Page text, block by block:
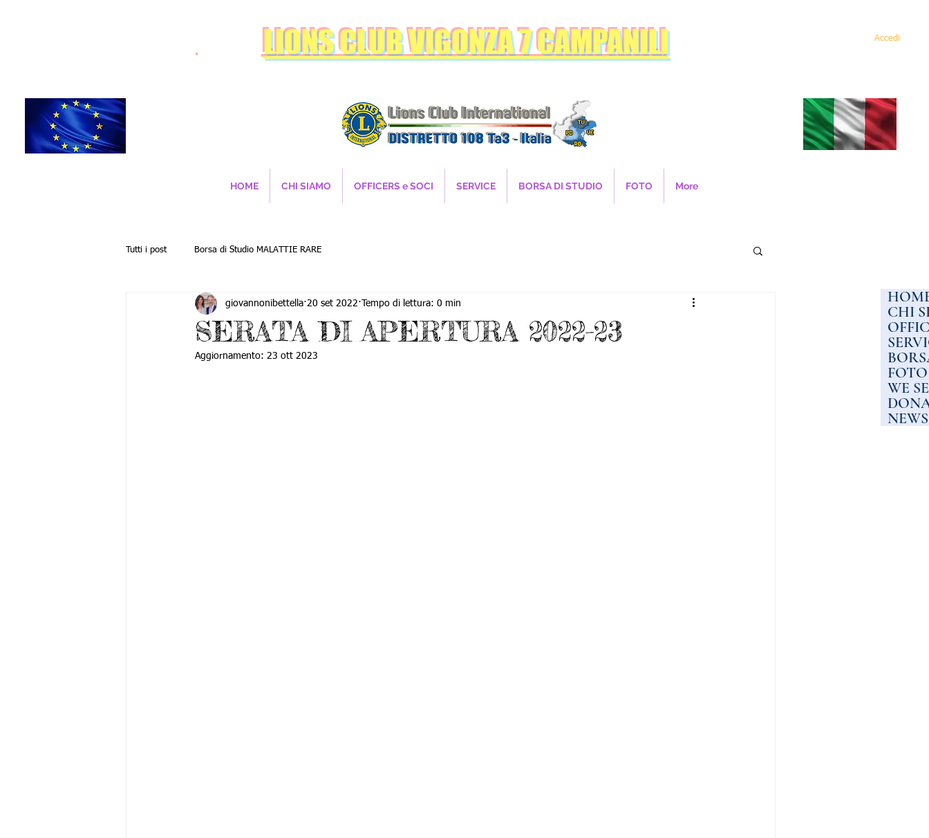
LIONS CLUB VIGONZA 7 CAMPANILI Accedi
HOME CHI SIAMO OFFICERS e SOCI SERVICE BORSA DI STUDIO FOTO More
Tutti i post Borsa di Studio MALATTIE RARE
SERATA DI APERTURA 2022-23
giovannonibettella 20 set 2022 Tempo di lettura: 0 min
Aggiornamento: 23 ott 2023
CHI
FOTO
WE